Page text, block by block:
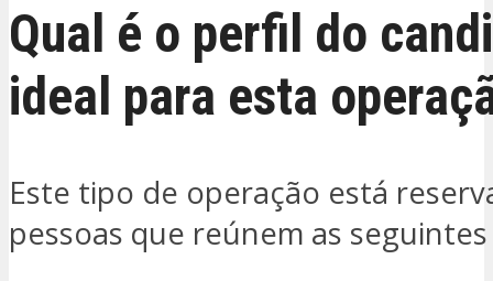
Qual é o perfil do
ideal para esta
Este tipo de operação está
pessoas que reúnem as